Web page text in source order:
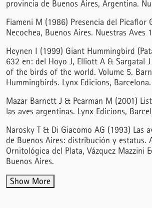
provincia de Buenos Aires, Argentina.
Fiameni M (1986) Presencia del Picaflor
Necochea, Buenos Aires. Nuestras Aves
Heynen I (1999) Giant Hummingbird
632 en: del Hoyo J, Elliott A & Sargatal
of the birds of the world. Volume 5.
Hummingbirds. Lynx Edicions, Barcelona.
Mazar Barnett J & Pearman M (2001)
las aves argentinas. Lynx Edicions,
Narosky T & Di Giacomo AG (1993) Las
de Buenos Aires: distribución y estatus.
Ornitológica del Plata, Vázquez Mazzini
Buenos Aires.
Show More